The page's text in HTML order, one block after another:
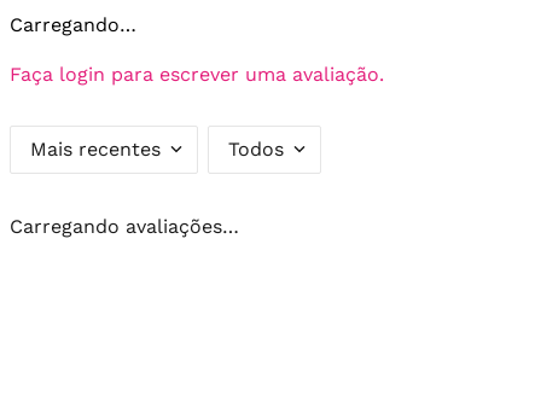
Carregando…
Faça login para escrever uma avaliação.
Mais recentes Todos
Carregando avaliações…